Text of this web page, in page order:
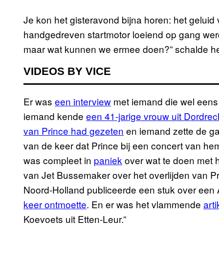
Je kon het gisteravond bijna horen: het
handgedreven startmotor loeiend op gang
maar wat kunnen we ermee doen?” schalde
VIDEOS BY VICE
Er was een interview met iemand die wel
iemand kende een 41-jarige vrouw uit
van Prince had gezeten en iemand zette de
van de keer dat Prince bij een concert van
was compleet in paniek over wat te doen met
van Jet Bussemaker over het overlijden van
Noord-Holland publiceerde een stuk over
keer ontmoette. En er was het vlammende
Koevoets uit Etten-Leur.”